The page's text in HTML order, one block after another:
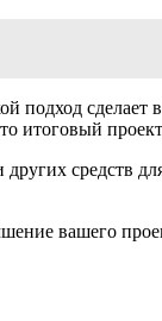
подход
итоговый
средств
вашего